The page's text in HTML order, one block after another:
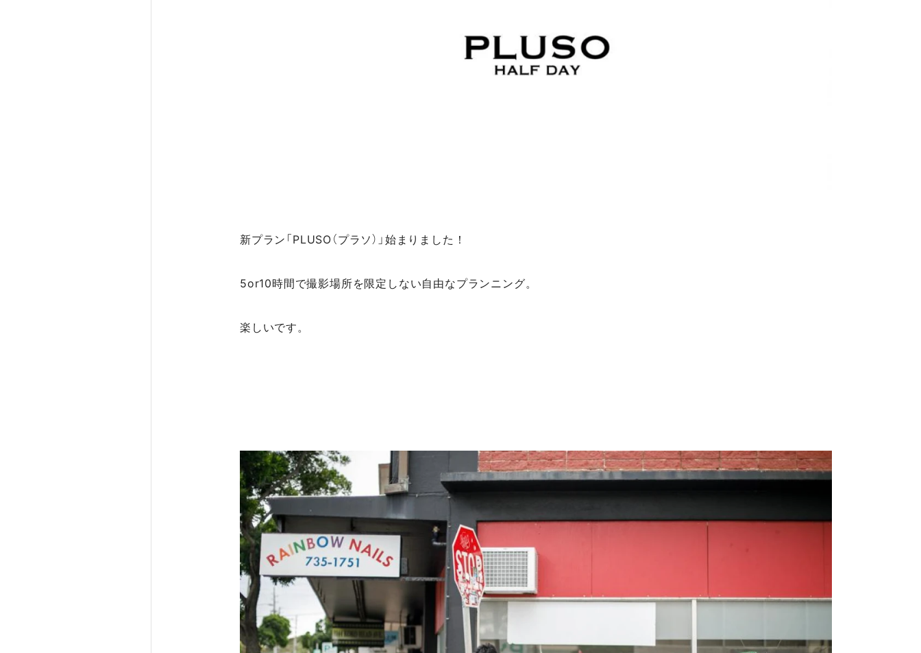
新プラン「PLUSO（プラソ）」始まりました！
5or10時間で撮影場所を限定しない自由なプランニング。
楽しいです。